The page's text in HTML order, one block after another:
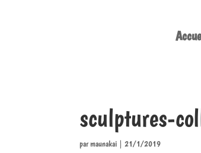
sculptures-
par maunakai |21/1/2019